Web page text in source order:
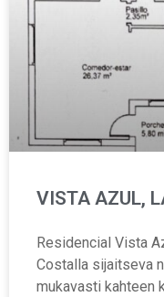
VISTA AZUL,
Residencial Vista
Costalla sijaitseva
mukavasti kahteen